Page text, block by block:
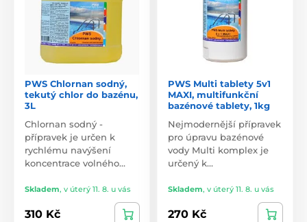
PWS Chlornan sodný,
tekutý chlor do bazénu,
3L
Chlornan sodný -
přípravek je určen k
rychlému navýšení
koncentrace volného…
Skladem, v úterý 11. 8. u vás
310 Kč
PWS Multi tablety 5v1
MAXI, multifunkční
bazénové tablety, 1kg
Nejmodernější přípravek
pro úpravu bazénové
vody Multi komplex je
určený k…
Skladem, v úterý 11. 8. u vás
270 Kč